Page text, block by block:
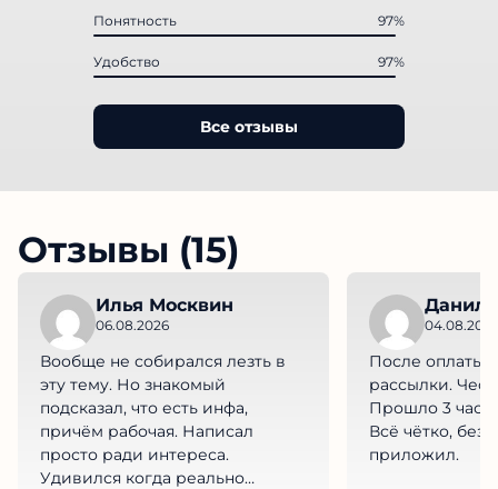
Понятность 97%
Удобство 97%
Все отзывы
Отзывы (15)
Илья Москвин
06.08.2026
Вообще не собирался лезть в
эту тему. Но знакомый
подсказал, что есть инфа,
причём рабочая. Написал
просто ради интереса.
Удивился когда реально
04.08.2026
После оплаты
рассылки.
Прошло 3 часа прилетает матч.
Всё чётко, без
приложил.